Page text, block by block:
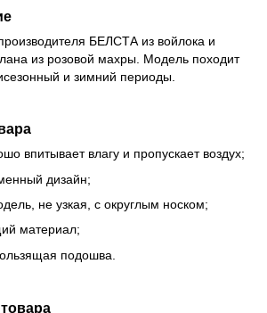
БЕЛСТА из войлока и
из розовой махры. Модель походит
и зимний периоды.
впитывает влагу и пропускает воздух;
дизайн;
не узкая, с округлым носком;
материал;
подошва.